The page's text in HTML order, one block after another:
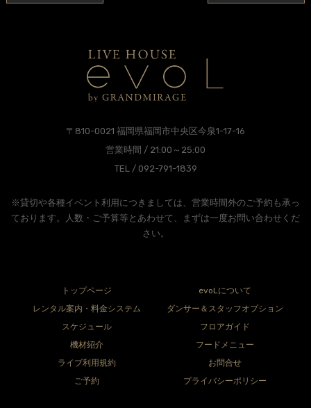
〒810-0021 福岡県福岡市中央区今泉1-17-16
営業時間 / 21:00～25:00
TEL / 092-791-1839
※貸切や各種イベント利用につきましては、営業時間外のご予約も承っ
ております。人数・ご予算等とあわせて、まずは一度お問い合わせくだ
さい。
トップページ
evoLについて
レンタル案内・料金システム
ダンサー＆スタッフオプション
スケジュール
フロアガイド
機材紹介
フードメニュー
ライブ利用規約
お問合せ
ご予約
プライバシーポリシー